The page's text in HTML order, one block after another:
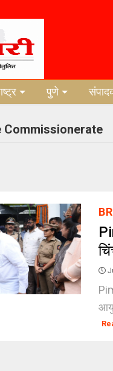
पुणे
Commissionerate